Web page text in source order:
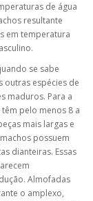
de água
resultante
em temperatura
se sabe
outras espécies de
maduros. Para a
pelo menos 8 a
mais largas e
possuem
dianteiras. Essas
Almofadas
o amplexo,